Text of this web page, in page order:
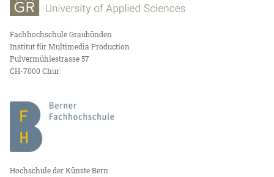
Fachhochschule Graubünden
Institut für Multimedia Production
Pulvermühlestrasse 57
CH-7000 Chur
Hochschule der Künste Bern